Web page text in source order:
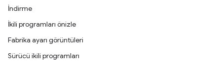
İndirme
İkili programları önizle
Fabrika ayarı görüntüleri
Sürücü ikili programları